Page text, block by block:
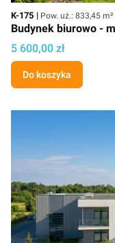
Kod
K-175 Powierzchnia
Pow. uż.: 833,45 m²
Budynek biurowo -
Cena projektu
5 600,00 zł
Do koszyka